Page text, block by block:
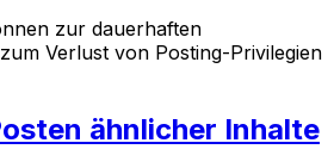
zur dauerhaften
Verlust von Posting-Privilegien
ähnlicher Inhalte